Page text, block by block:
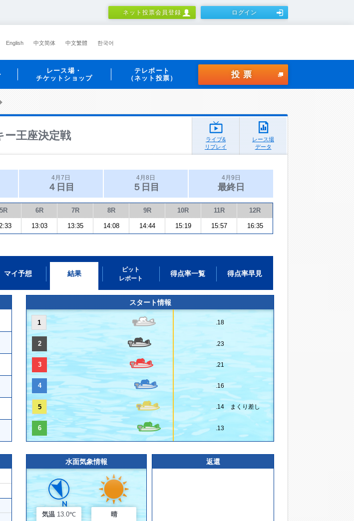
ネット投票会員登録 ログイン
English 中文简体 中文繁體 한국어
レース場・
チケットショップ
テレボート
（ネット投票）
投票
王座決定戦
ライブ&
リプレイ
レース場
データ
4月7日
４日目
4月8日
５日目
4月9日
最終日
5R 6R 7R 8R 9R 10R 11R 12R
13:03 13:35 14:08 14:44 15:19 15:57 16:35
マイ予想 結果
ピット
レポート
得点率一覧 得点率早見
スタート情報
1 .18
2 .23
3 .21
4 .16
5 .14 まくり差し
6 .13
水面気象情報
気温 13.0℃ 晴
返還